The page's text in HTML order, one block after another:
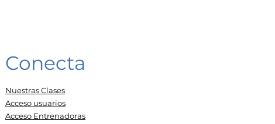
Conecta
Nuestras Clases
Acceso usuarios
Acceso Entrenadoras